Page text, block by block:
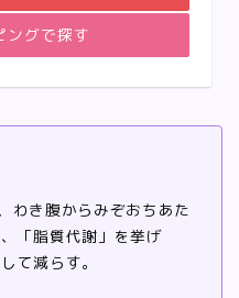
ングで探す
わき腹からみぞおちあた
「脂質代謝」を挙げ
て減らす。